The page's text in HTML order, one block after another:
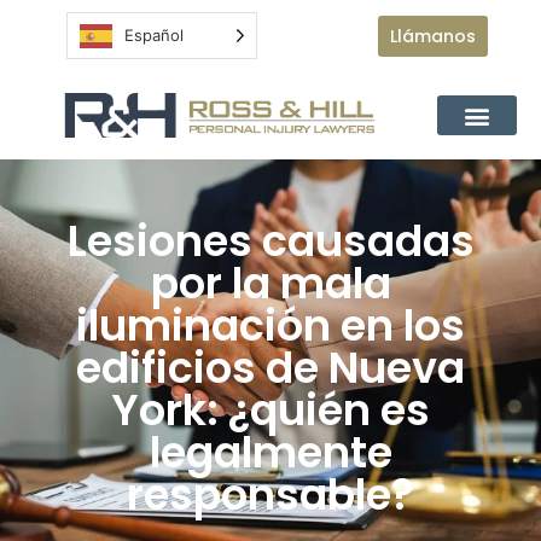
Español Llámanos
Lesiones causadas
por la mala
iluminación en los
edificios de Nueva
York: ¿quién es
legalmente
responsable?